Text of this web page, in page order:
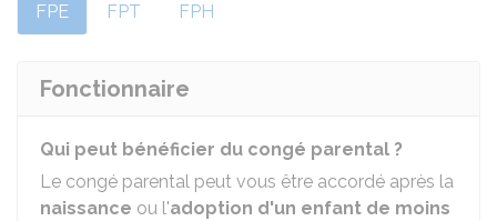
FPE FPT FPH
Fonctionnaire
Qui peut bénéficier du congé parental ?
Le congé parental peut vous être accordé après la
naissance ou l'adoption d'un enfant de moins